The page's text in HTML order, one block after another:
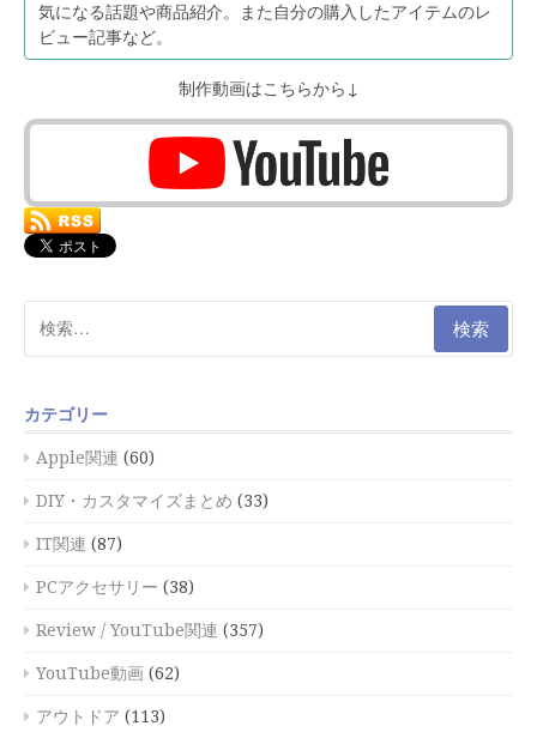
気になる話題や商品紹介。また自分の購入したアイテムのレ
ビュー記事など。
制作動画はこちらから↓
索:
カテゴリー
Apple関連 (60)
DIY・カスタマイズまとめ (33)
IT関連 (87)
PCアクセサリー (38)
Review / YouTube関連 (357)
YouTube動画 (62)
アウトドア (113)